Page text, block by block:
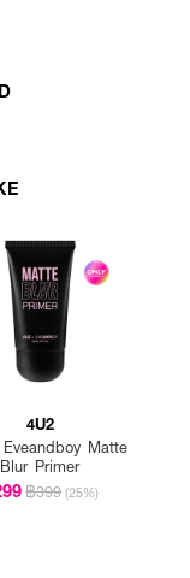
4U2
Matte
Blur Primer
฿399 (25%)